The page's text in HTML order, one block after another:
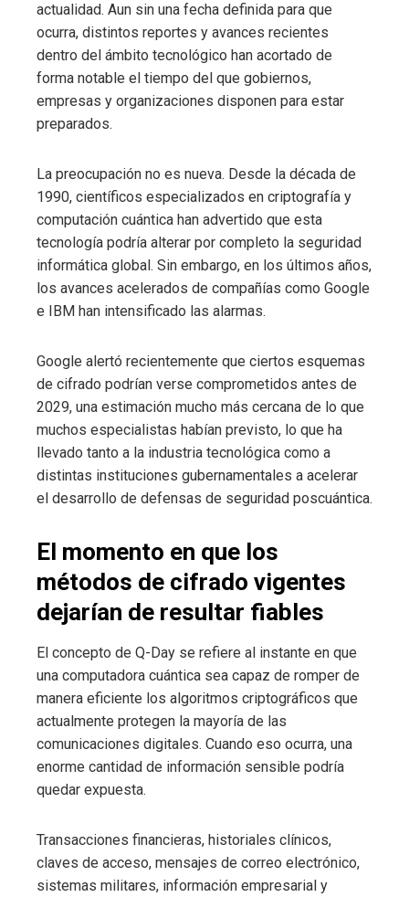
actualidad. Aun sin una fecha definida para que
ocurra, distintos reportes y avances recientes
dentro del ámbito tecnológico han acortado de
forma notable el tiempo del que gobiernos,
empresas y organizaciones disponen para estar
preparados.
La preocupación no es nueva. Desde la década de
1990, científicos especializados en criptografía y
computación cuántica han advertido que esta
tecnología podría alterar por completo la seguridad
informática global. Sin embargo, en los últimos años,
los avances acelerados de compañías como Google
e IBM han intensificado las alarmas.
Google alertó recientemente que ciertos esquemas
de cifrado podrían verse comprometidos antes de
2029, una estimación mucho más cercana de lo que
muchos especialistas habían previsto, lo que ha
llevado tanto a la industria tecnológica como a
distintas instituciones gubernamentales a acelerar
el desarrollo de defensas de seguridad poscuántica.
El momento en que los
métodos de cifrado vigentes
dejarían de resultar fiables
El concepto de Q-Day se refiere al instante en que
una computadora cuántica sea capaz de romper de
manera eficiente los algoritmos criptográficos que
actualmente protegen la mayoría de las
comunicaciones digitales. Cuando eso ocurra, una
enorme cantidad de información sensible podría
quedar expuesta.
Transacciones financieras, historiales clínicos,
claves de acceso, mensajes de correo electrónico,
sistemas militares, información empresarial y